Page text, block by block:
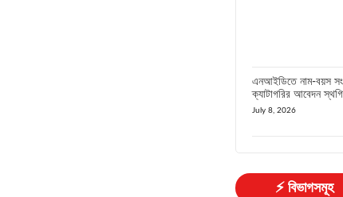
এনআইডিতে নাম-বয়স
ক্যাটাগরির আবেদন
July 8, 2026
⚡ বিভাগসমূহ